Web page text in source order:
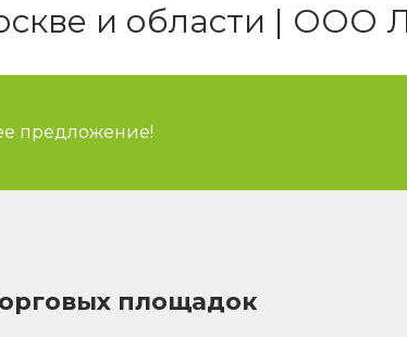
и области | ООО
предложение!
площадок